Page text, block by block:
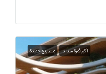
اكبر فترة سداد مشاريع جديدة